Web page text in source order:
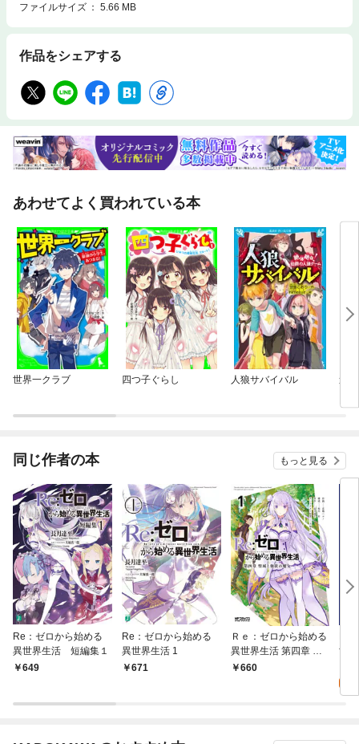
ファイルサイズ
5.66 MB
作品をシェアする
あわせてよく買われている本
世界一クラブ 四つ子ぐらし 人狼サバイバル 迷
同じ作者の本 もっと見る
Re：ゼロから始める
異世界生活 短編集１
649
Re：ゼロから始める
異世界生活 1
671
Ｒｅ：ゼロから始める
異世界生活 第四章 聖
域と強欲の魔女 1
660
世
版